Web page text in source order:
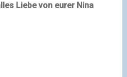
Liebe von eurer Nina